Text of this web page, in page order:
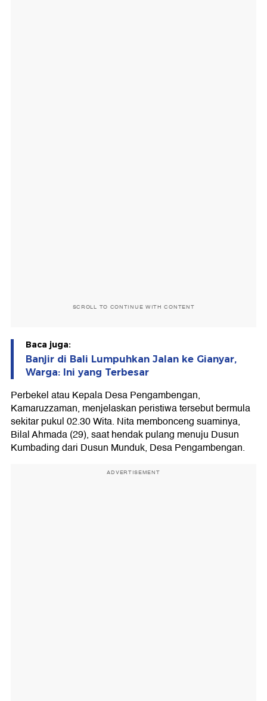
SCROLL TO CONTINUE WITH CONTENT
Baca juga:
Banjir di Bali Lumpuhkan Jalan ke Gianyar,
Warga: Ini yang Terbesar
Perbekel atau Kepala Desa Pengambengan,
Kamaruzzaman, menjelaskan peristiwa tersebut bermula
sekitar pukul 02.30 Wita. Nita membonceng suaminya,
Bilal Ahmada (29), saat hendak pulang menuju Dusun
Kumbading dari Dusun Munduk, Desa Pengambengan.
ADVERTISEMENT